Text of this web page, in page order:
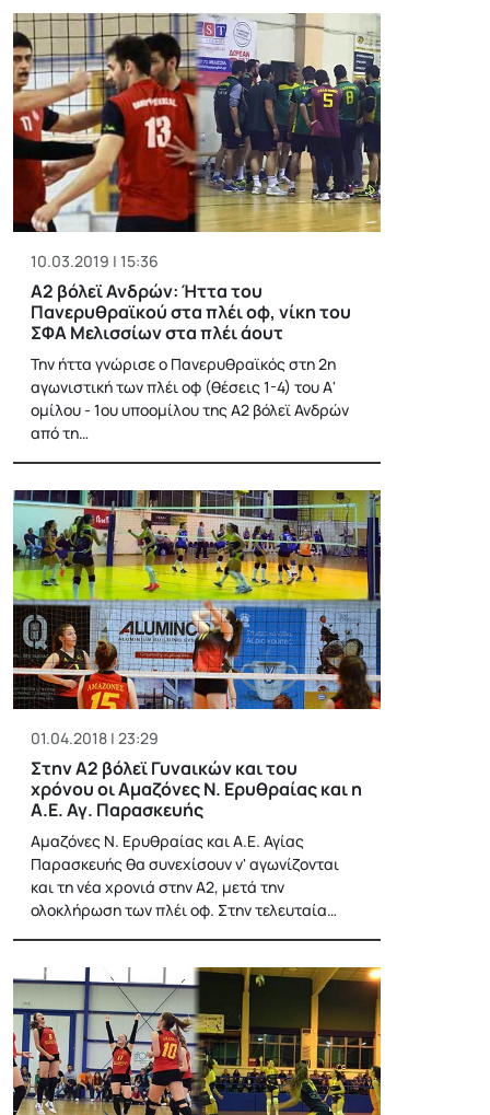
10.03.2019 | 15:36
Α2 βόλεϊ Ανδρών: Ήττα του
Πανερυθραϊκού στα πλέι οφ, νίκη του
ΣΦΑ Μελισσίων στα πλέι άουτ
Την ήττα γνώρισε ο Πανερυθραϊκός στη 2η
αγωνιστική των πλέι οφ (θέσεις 1-4) του Α'
ομίλου - 1ου υποομίλου της Α2 βόλεϊ Ανδρών
από τη…
01.04.2018 | 23:29
Στην Α2 βόλεϊ Γυναικών και του
χρόνου οι Αμαζόνες Ν. Ερυθραίας και η
Α.Ε. Αγ. Παρασκευής
Αμαζόνες Ν. Ερυθραίας και Α.Ε. Αγίας
Παρασκευής θα συνεχίσουν ν' αγωνίζονται
και τη νέα χρονιά στην Α2, μετά την
ολοκλήρωση των πλέι οφ. Στην τελευταία…